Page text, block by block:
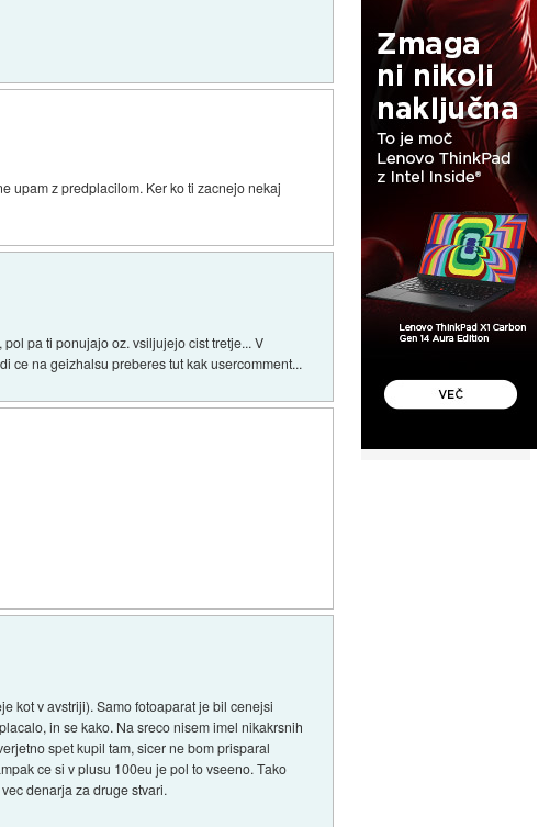
upam z predplacilom. Ker ko ti zacnejo nekaj
pa ti ponujajo oz. vsiljujejo cist tretje... V
ce na geizhalsu preberes tut kak usercomment...
kot v avstriji). Samo fotoaparat je bil cenejsi
in se kako. Na sreco nisem imel nikakrsnih
spet kupil tam, sicer ne bom prisparal
ce si v plusu 100eu je pol to vseeno. Tako
denarja za druge stvari.